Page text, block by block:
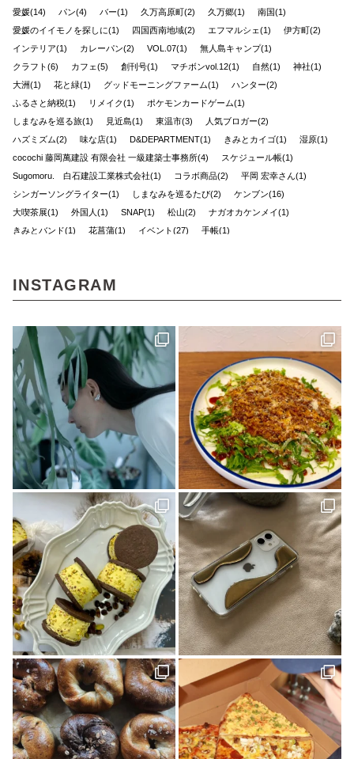
愛媛(14) パン(4) バー(1) 久万高原町(2) 久万郷(1)
南国(1)
愛媛のイイモノを探しに(1)
四国西南地域(2) エフマルシェ(1)
伊方町(2)
インテリア(1)
カレーパン(2) VOL.07(1)
無人島キャンプ(1)
クラフト(6)
カフェ(5) 創刊号(1) マチボンvol.12(1) 自然(1)
神社(1)
大洲(1)
花と緑(1) グッドモーニングファーム(1)
ハンター(2)
ふるさと納税(1)
リメイク(1)
ポケモンカードゲーム(1)
しまなみを巡る旅(1)
見近島(1) 東温市(3)
人気ブロガー(2)
ハズミズム(2)
味な店(1) D&DEPARTMENT(1) きみとカイゴ(1)
湿原(1)
cocochi 藤岡萬建設 有限会社 一級建築士事務所(4)
スケジュール帳(1)
Sugomoru. 白石建設工業株式会社(1)
コラボ商品(2)
平岡 宏幸さん(1)
シンガーソングライター(1)
しまなみを巡るたび(2)
ケンブン(16)
大喫茶展(1)
外国人(1) SNAP(1) 松山(2)
ナガオカケンメイ(1)
きみとバンド(1)
花菖蒲(1) イベント(27)
手帳(1)
マチボン高知(1)
Story of cheesecake.(1)
西予(1)
山の学び舎 古岩屋(1) KURASU(1)
ジビエ料理(1)
タグを削除: YODOSENサポーター YODOSENサポーター(1)
ほわいとファーム(4)
マルシェ(9)
MACCHI(1)
愛媛のイイモノを探しに！(2)
石本藤雄(1) 愛媛県(1)
ヒロ建設工業(4)
岡村島(3)
民藝(3) アーキテクト工房 Pure(2)
素敵な暮らしを訪ねて(1)
プレゼント(1)
予土線(1) アイス(1) VOL.09(2)
パン屋(2)
mayudama(1)
大洲市(1) 砥部焼(2)
愛媛社会福祉協議会(1)
愛媛デザイナーズハウス(9)
今治市(3) 観光(4) 先進医療(1)
VOL.06(1)
本(7)
予土線駅前マルシェ(1) アイスクリーム(1) 80年代(2)
第二弾(2)
おそとごはん(1)
大街道(1) forkids(1)
福祉(1)
技と心でつくるみかんジュース(1)
愛媛さくらひめシリーズ(1)
歴史(2)
cocochi 藤岡萬建設(1)
内原 由季さん(1) 本の轍(7)
スイーツ(4)
昭和レトロ(2) 店(1) マチボン for kids vol.02(1)
工芸(1)
お弁当(1)
みかん(1) 濵田農園(1) 日本酒(1)
グランピング(1)
大膳歯科医院(2)
暖炉のある暮らし(1) 子育て世代(1)
お出かけ(1)
ロールケーキ(1)
柑橘(1) 生活道具(1) ミロコカフェ(1)
松山市(26)
ライフスタイル(1)
愛媛みかん(1)
無添加ジュース「きわみ」(1)
ほろよいフェスタ2023(1)
霧の森・高原(1)
しまのぱんかふぇ tetote(1)
暮らし探訪(1)
パッシブハウス(1) 平屋(1) 抹茶(1)
ジュース(1)
雑貨(1)
毎日のおいしいもの まとか(1) さんさん物語(1)
子ども(1)
未来へのかたち(1)
デザイナーズハウス(3)
おのクリニック(1)
大西水引(1)
みさき果樹園(1)
シェアハウス&民泊ゲストハウス(1)
道の駅(2)
ONLY ONE STYLE 昭和建設 一級建築士事務所(1)
ミルク(1)
高級(1)
喫茶店(2) マチボン 高知 vol.01(1) 高松(1)
コーヒー(1)
INSTAGRAM